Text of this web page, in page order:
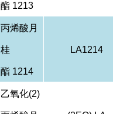
酯1213
丙烯酸月
桂
酯1214
LA1214
乙氧化(2)